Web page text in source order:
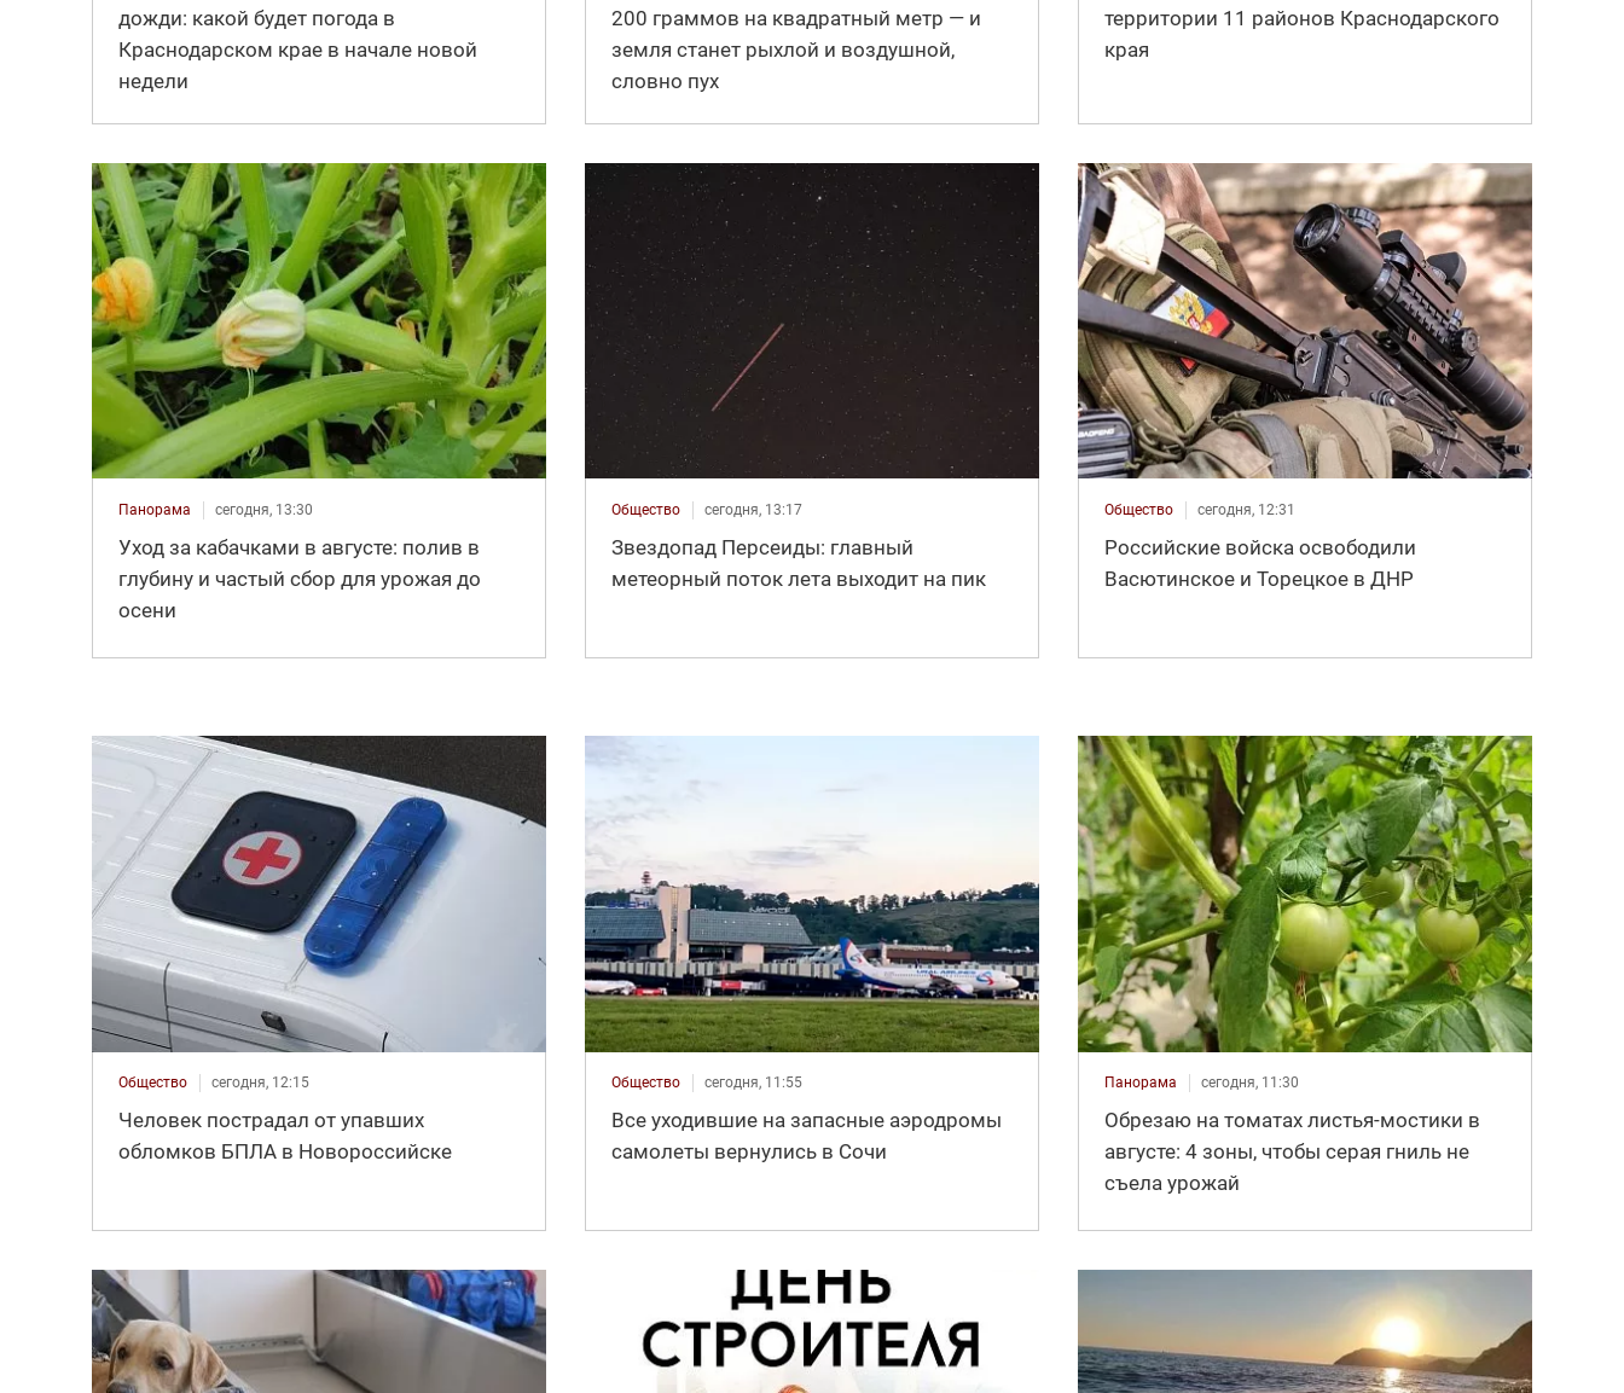
дожди: какой будет погода в
Краснодарском крае в начале новой
недели
200 граммов на квадратный метр — и
земля станет рыхлой и воздушной,
словно пух
территории 11 районов Краснодарского
края
Панорама сегодня, 13:30
Уход за кабачками в августе: полив в
глубину и частый сбор для урожая до
осени
Общество сегодня, 13:17
Звездопад Персеиды: главный
метеорный поток лета выходит на пик
Общество сегодня, 12:31
Российские войска освободили
Васютинское и Торецкое в ДНР
Общество сегодня, 12:15
Человек пострадал от упавших
обломков БПЛА в Новороссийске
Общество сегодня, 11:55
Все уходившие на запасные аэродромы
самолеты вернулись в Сочи
Панорама сегодня, 11:30
Обрезаю на томатах листья-мостики в
августе: 4 зоны, чтобы серая гниль не
съела урожай